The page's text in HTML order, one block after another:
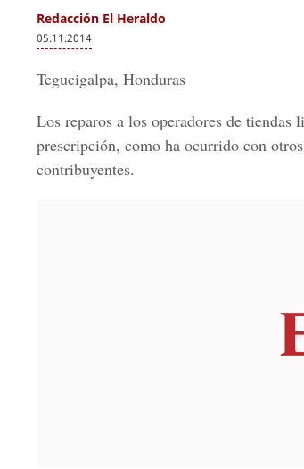
Redacción El Heraldo
05.11.2014
Tegucigalpa, Honduras
Los reparos a los operadores de
prescripción, como ha ocurrido con
contribuyentes.